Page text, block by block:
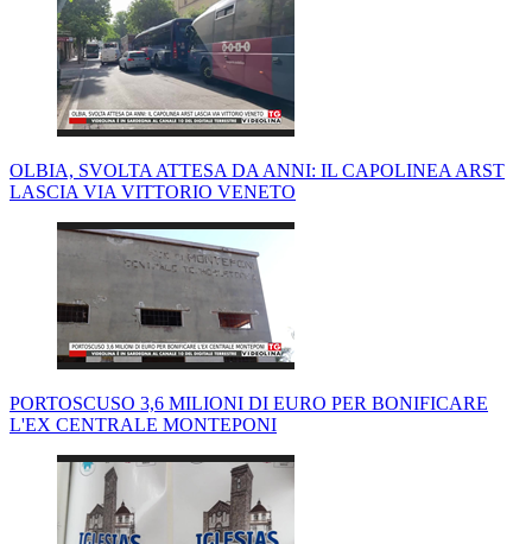
OLBIA, SVOLTA ATTESA DA ANNI: IL CAPOLINEA ARST
LASCIA VIA VITTORIO VENETO
PORTOSCUSO 3,6 MILIONI DI EURO PER BONIFICARE
L'EX CENTRALE MONTEPONI